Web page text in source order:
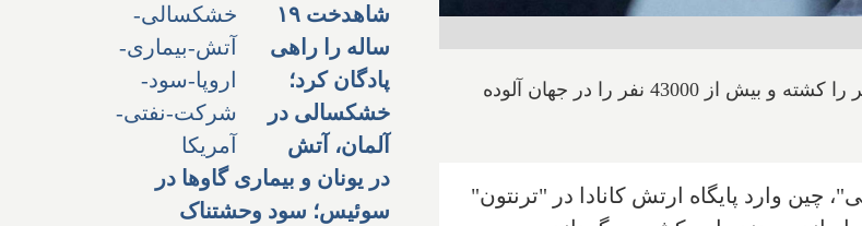
این ویروس در میان 42638 مورد تأیید شده در چین‌، 1016 نفر را کشته و بیش از 43000 نفر را در جهان آلوده
چین وارد‌ پایگاه ارتش کانادا در "ترنتون"
شاهدخت ۱۹
ساله را راهی
پادگان کرد؛
خشکسالی در
آلمان، آتش
در یونان و بیماری گاوها در
سوئیس؛ سود وحشتناک